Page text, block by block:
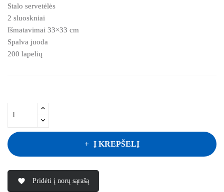
Stalo servetėlės
2 sluoskniai
Išmatavimai 33×33 cm
Spalva juoda
200 lapelių
Į KREPŠELĮ
favorite Pridėti į norų sąrašą